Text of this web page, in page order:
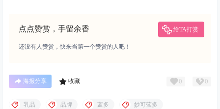
点点赞赏，手留余香 给TA打赏
还没有人赞赏，快来当第一个赞赏的人吧！
海报分享 收藏 0 0
乳品 品牌 蓝多 妙可蓝多